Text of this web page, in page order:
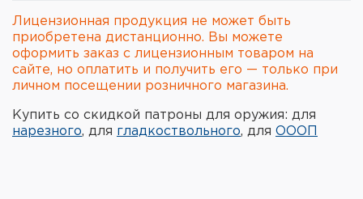
Фонари и ЛЦУ
Туристическое снаряжение
Лицензионная продукция не может быть
приобретена дистанционно. Вы можете
оформить заказ с лицензионным товаром на
сайте, но оплатить и получить его — только при
личном посещении розничного магазина.
Купить со скидкой патроны для оружия: для
нарезного, для гладкоствольного, для ОООП